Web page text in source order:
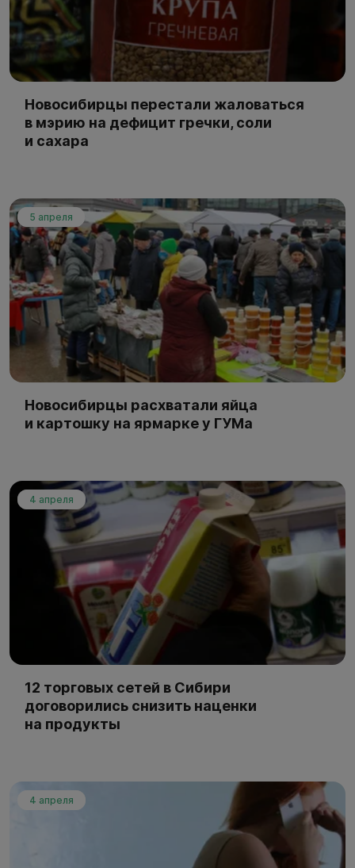
Новосибирцы перестали жаловаться
в мэрию на дефицит гречки, соли
и сахара
5 апреля
Новосибирцы расхватали яйца
и картошку на ярмарке у ГУМа
4 апреля
12 торговых сетей в Сибири
договорились снизить наценки
на продукты
4 апреля